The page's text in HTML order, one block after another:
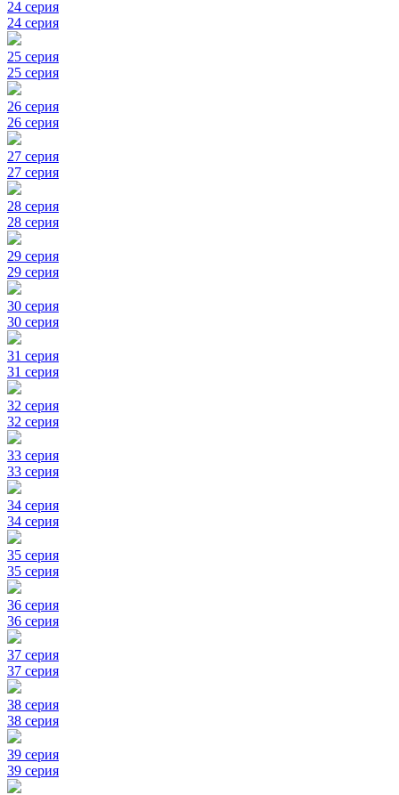
24 серия
24 серия
25 серия
25 серия
26 серия
26 серия
27 серия
27 серия
28 серия
28 серия
29 серия
29 серия
30 серия
30 серия
31 серия
31 серия
32 серия
32 серия
33 серия
33 серия
34 серия
34 серия
35 серия
35 серия
36 серия
36 серия
37 серия
37 серия
38 серия
38 серия
39 серия
39 серия